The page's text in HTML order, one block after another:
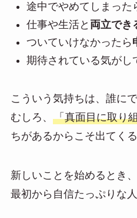
途中でやめてしまった
仕事や生活と 両立でき
ついていけなかったら
期待されている気がし
こういう気持ちは、誰に
むしろ、 「真面目に取り
ちがあるからこそ出てく
新しいことを始めるとき、
最初から自信たっぷりな